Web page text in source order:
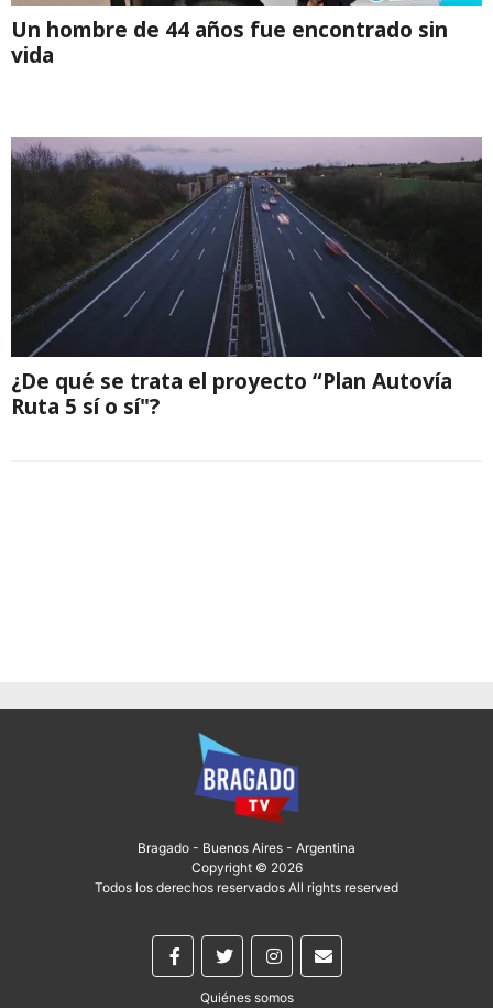
Un hombre de 44 años fue encontrado sin
vida
¿De qué se trata el proyecto “Plan Autovía
Ruta 5 sí o sí"?
Bragado - Buenos Aires - Argentina
Copyright © 2026
Todos los derechos reservados All rights reserved
Quiénes somos